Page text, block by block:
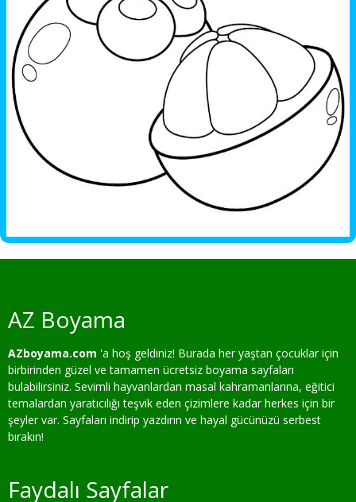
AZ Boyama
AZboyama.com 'a hoş geldiniz! Burada her yaştan çocuklar için
birbirinden güzel ve tamamen ücretsiz boyama sayfaları
bulabilirsiniz. Sevimli hayvanlardan masal kahramanlarına, eğitici
temalardan yaratıcılığı teşvik eden çizimlere kadar herkes için bir
şeyler var. Sayfaları indirip yazdırın ve hayal gücünüzü serbest
bırakın!
Faydalı Sayfalar